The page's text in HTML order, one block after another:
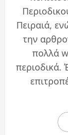
Πειραιά,
την
πολλά
περιοδικά.